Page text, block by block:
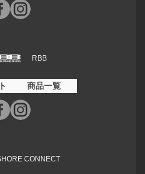
RBB
商品一覧
CONNECT